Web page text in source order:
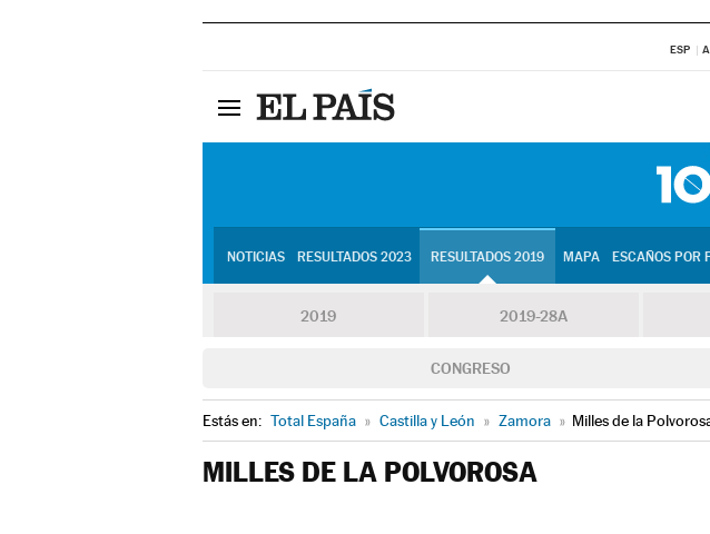
ESP
NOTICIAS RESULTADOS 2023 RESULTADOS 2019 MAPA ESCAÑOS POR
2019 2019-28A
CONGRESO
Estás en: Total España » Castilla y León » Zamora » Milles de la
MILLES DE LA POLVOROSA